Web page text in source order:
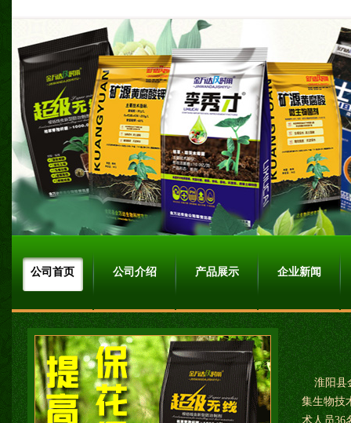
公司首页 公司介绍 产品展示 企业新闻
淮阳县金
集生物技
术人员36